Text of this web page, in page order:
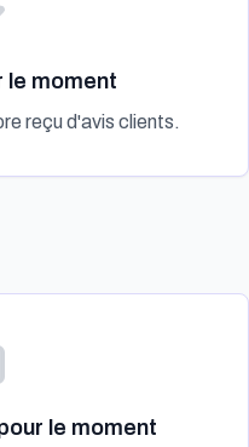
le moment
reçu d'avis clients.
le moment